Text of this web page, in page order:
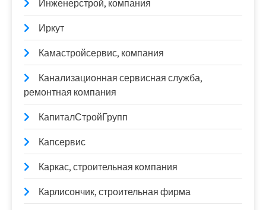
Инженерстрой, компания
Иркут
Камастройсервис, компания
Канализационная сервисная служба,
ремонтная компания
КапиталСтройГрупп
Капсервис
Каркас, строительная компания
Карлисончик, строительная фирма